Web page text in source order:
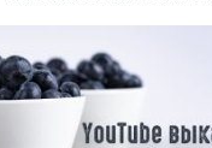
две недели все
начать
который получил
интерфейс.